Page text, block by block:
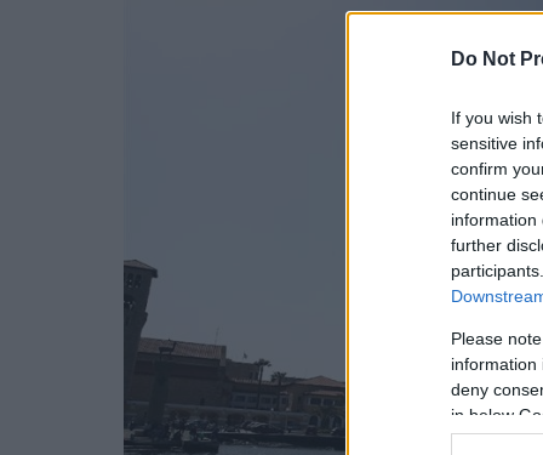
Do Not
If you wish
sensitive
confirm
continue
information
further
Please
information
deny
in below